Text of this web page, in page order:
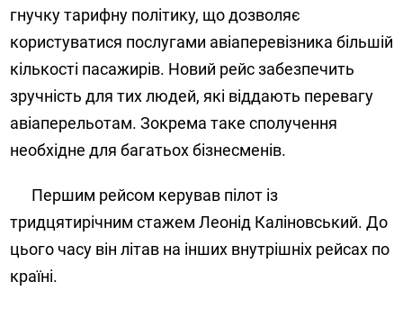
гнучку тарифну політику, що дозволяє
користуватися послугами авіаперевізника більшій
кількості пасажирів. Новий рейс забезпечить
зручність для тих людей, які віддають перевагу
авіаперельотам. Зокрема таке сполучення
необхідне для багатьох бізнесменів.
Першим рейсом керував пілот із
тридцятирічним стажем Леонід Каліновський. До
цього часу він літав на інших внутрішніх рейсах по
країні.